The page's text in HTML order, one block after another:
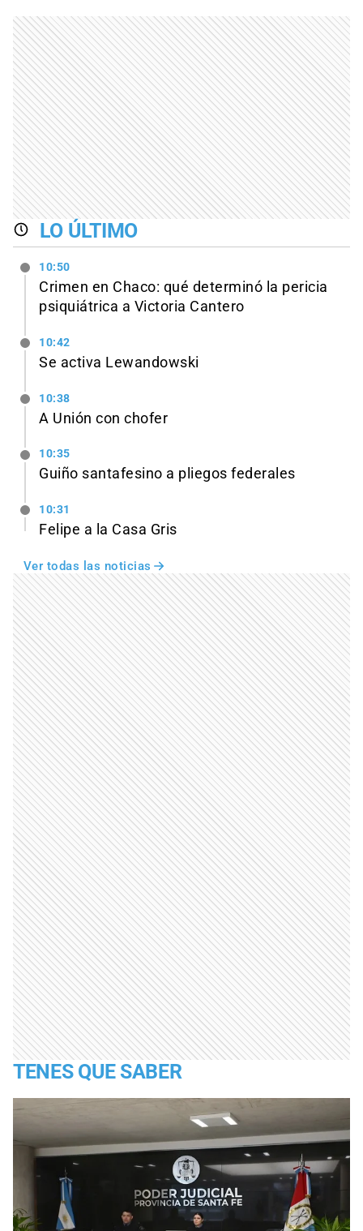
LO ÚLTIMO
10:50
Crimen en Chaco: qué determinó la pericia
psiquiátrica a Victoria Cantero
10:42
Se activa Lewandowski
10:38
A Unión con chofer
10:35
Guiño santafesino a pliegos federales
10:31
Felipe a la Casa Gris
Ver todas las noticias
TENES QUE SABER